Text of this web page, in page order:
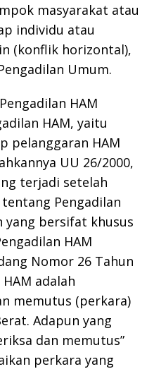
masyarakat atau
individu atau
(konflik horizontal),
Umum.
HAM
HAM, yaitu
pelanggaran HAM
UU 26/2000,
terjadi setelah
Pengadilan
yang bersifat khusus
HAM
Nomor 26 Tahun
adalah
memutus (perkara)
Adapun yang
dan memutus”
perkara yang